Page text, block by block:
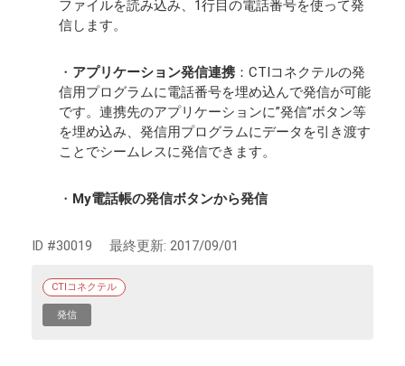
ファイルを読み込み、1行目の電話番号を使って発
信します。
・ アプリケーション発信連携 ：CTIコネクテルの発
信用プログラムに電話番号を埋め込んで発信が可能
です。連携先のアプリケーションに”発信”ボタン等
を埋め込み、発信用プログラムにデータを引き渡す
ことでシームレスに発信できます。
・ My電話帳の発信ボタンから発信
ID #30019 最終更新: 2017/09/01
CTIコネクテル
発信